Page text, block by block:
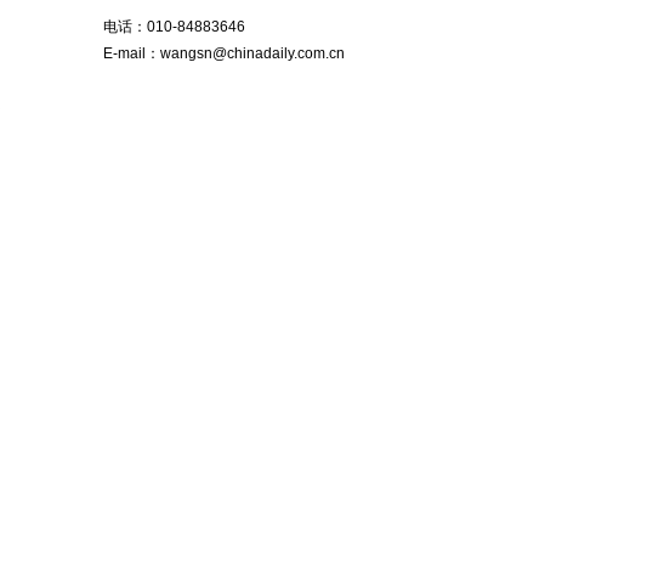
电话： 010-84883646
E-mail： wangsn@chinadaily.com.cn